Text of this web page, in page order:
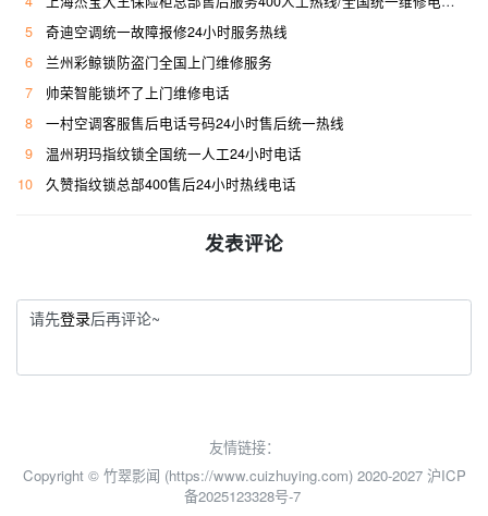
5
奇迪空调统一故障报修24小时服务热线
6
兰州彩鲸锁防盗门全国上门维修服务
7
帅荣智能锁坏了上门维修电话
8
一村空调客服售后电话号码24小时售后统一热线
9
温州玥玛指纹锁全国统一人工24小时电话
10
久赞指纹锁总部400售后24小时热线电话
发表评论
请先登录后再评论~
友情链接：
Copyright © 竹翠影闻 (https://www.cuizhuying.com) 2020-2027 沪ICP
备2025123328号-7